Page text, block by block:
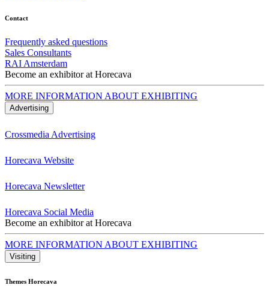
Contact
Frequently asked questions
Sales Consultants
RAI Amsterdam
Become an exhibitor at Horecava
MORE INFORMATION ABOUT EXHIBITING
Advertising
Crossmedia Advertising
Horecava Website
Horecava Newsletter
Horecava Social Media
Become an exhibitor at Horecava
MORE INFORMATION ABOUT EXHIBITING
Visiting
Themes Horecava